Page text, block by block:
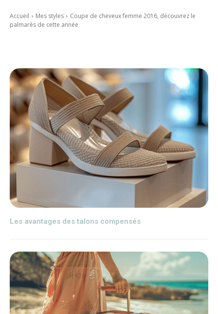
Accueil Mes styles
Coupe de cheveux femme 2016, découvrez le
palmarès de cette année
Les avantages des talons compensés